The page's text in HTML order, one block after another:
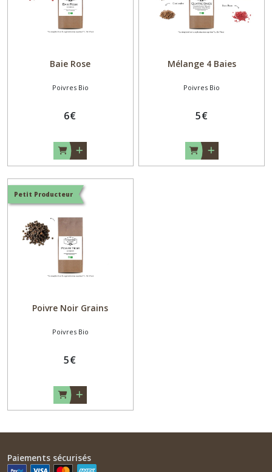
Baie Rose
Poivres Bio
6€
Mélange 4 Baies
Poivres Bio
5€
Petit Producteur
Poivre Noir Grains
Poivres Bio
5€
Paiements sécurisés